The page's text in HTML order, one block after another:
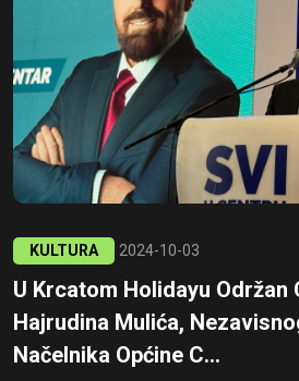
KULTURA 2024-10-03
U Krcatom Holidayu Održan
Hajrudina Mulića,
Načelnika Općine C...